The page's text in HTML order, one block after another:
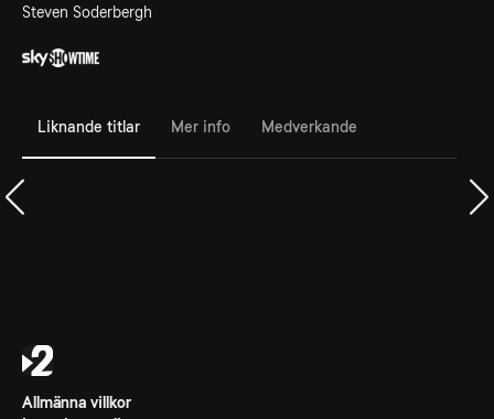
Steven Soderbergh
Liknande titlar Mer info Medverkande
Allmänna villkor